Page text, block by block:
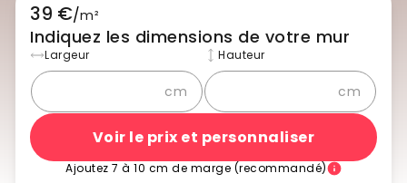
39 €/m²
Indiquez les dimensions de votre mur
Largeur
cm
Hauteur
cm
Voir le prix et personnaliser
Ajoutez 7 à 10 cm de marge (recommandé)